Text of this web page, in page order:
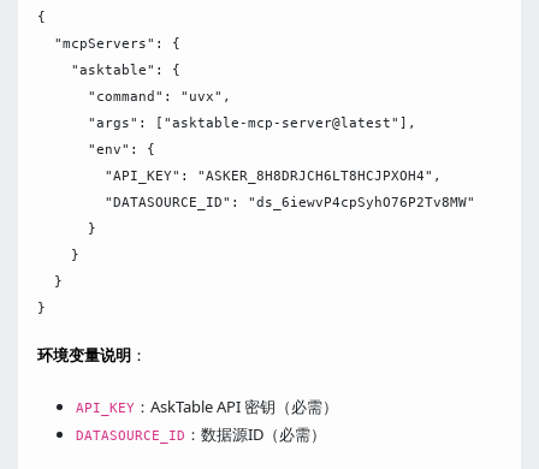
{
  "mcpServers": {
    "asktable": {
      "command": "uvx",
      "args": ["asktable-mcp-server@latest"],
      "env": {
        "API_KEY": "ASKER_8H8DRJCH6LT8HCJPXOH4",
        "DATASOURCE_ID": "ds_6iewvP4cpSyhO76P2Tv8MW"
      }
    }
  }
环境变量说明 ：
API_KEY ：AskTable API 密钥（必需）
DATASOURCE_ID ：数据源ID（必需）